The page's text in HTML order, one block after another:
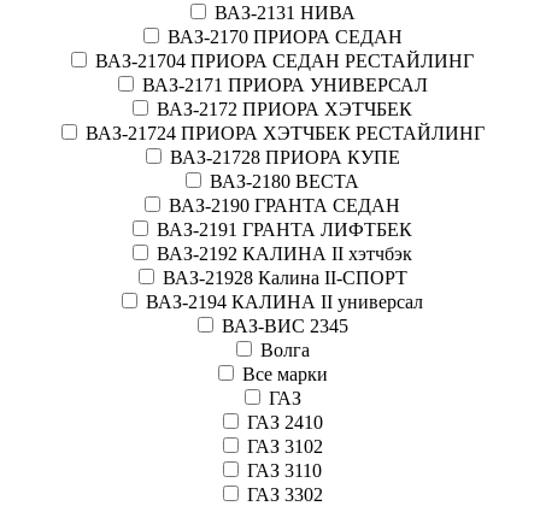
ВАЗ-2131 НИВА
ВАЗ-2170 ПРИОРА СЕДАН
ВАЗ-21704 ПРИОРА СЕДАН РЕСТАЙЛИНГ
ВАЗ-2171 ПРИОРА УНИВЕРСАЛ
ВАЗ-2172 ПРИОРА ХЭТЧБЕК
ВАЗ-21724 ПРИОРА ХЭТЧБЕК РЕСТАЙЛИНГ
ВАЗ-21728 ПРИОРА КУПЕ
ВАЗ-2180 ВЕСТА
ВАЗ-2190 ГРАНТА СЕДАН
ВАЗ-2191 ГРАНТА ЛИФТБЕК
ВАЗ-2192 КАЛИНА II хэтчбэк
ВАЗ-21928 Калина II-СПОРТ
ВАЗ-2194 КАЛИНА II универсал
ВАЗ-ВИС 2345
Волга
Все марки
ГАЗ
ГАЗ 2410
ГАЗ 3102
ГАЗ 3110
ГАЗ 3302